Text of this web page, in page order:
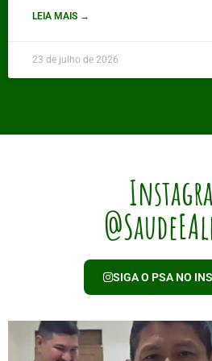
LEIA MAIS →
23 de julho de 2026
SIGA O PSA NO